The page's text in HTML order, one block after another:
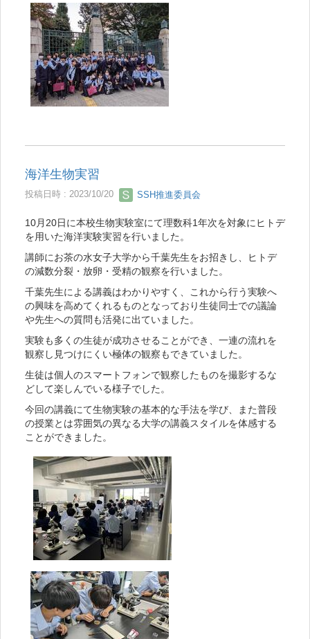
海洋生物実習
投稿日時 : 2023/10/20 SSH推進委員会
10月20日に本校生物実験室にて理数科1年次を対象にヒトデ
を用いた海洋実験実習を行いました。
講師にお茶の水女子大学から千葉先生をお招きし、ヒトデ
の減数分裂・放卵・受精の観察を行いました。
千葉先生による講義はわかりやすく、これから行う実験へ
の興味を高めてくれるものとなっており生徒同士での議論
や先生への質問も活発に出ていました。
実験も多くの生徒が成功させることができ、一連の流れを
観察し見つけにくい極体の観察もできていました。
生徒は個人のスマートフォンで観察したものを撮影するな
どして楽しんでいる様子でした。
今回の講義にて生物実験の基本的な手法を学び、また普段
の授業とは雰囲気の異なる大学の講義スタイルを体感する
ことができました。